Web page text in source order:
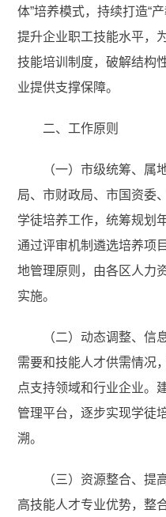
体”培养模式，持续打造“
提升企业职工技能水平，
技能培训制度，破解结构
业提供支撑保障。
二、工作原则
（一）市级统筹、属
局、市财政局、市国资委
学徒培养工作，统筹规划
通过评审机制遴选培养项
地管理原则，由各区人力
实施。
（二）动态调整、信
需要和技能人才供需情况
点支持领域和行业企业。
管理平台，逐步实现学徒
溯。
（三）资源整合、提
高技能人才专业优势，整